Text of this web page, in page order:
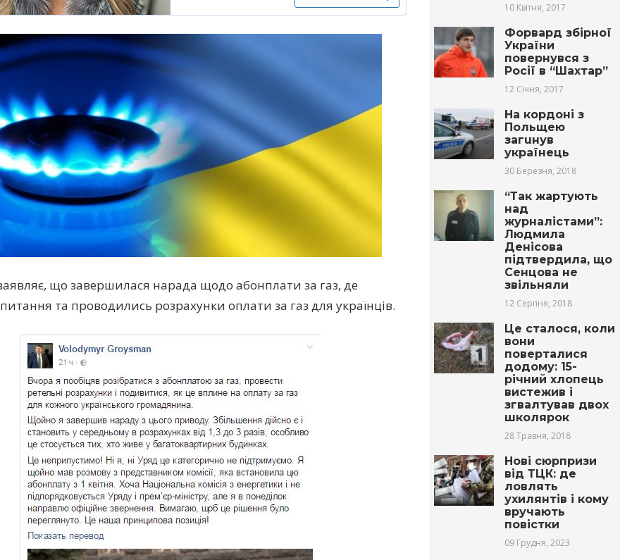
що завершилася нарада щодо абонплати за газ, де
та проводились розрахунки оплати за газ для українців.
10 Квітня, 2017
Форвард збірної
України
повернувся з
Росії в “Шахтар”
12 Січня, 2017
На кордоні з
Польщею
загuнув
українець
30 Березня, 2018
“Так жартують
над
журналістами”:
Людмила
Денісова
підтвердила, що
Сенцова не
звільняли
12 Серпня, 2018
Це сталося, коли
вони
поверталися
додому: 15-
річний хлопець
вистежив і
згвалтував двох
школярок
28 Травня, 2018
Нові сюрпризи
від ТЦК: де
ловлять
ухилянтів і кому
вручають
повістки
09 Грудня, 2023